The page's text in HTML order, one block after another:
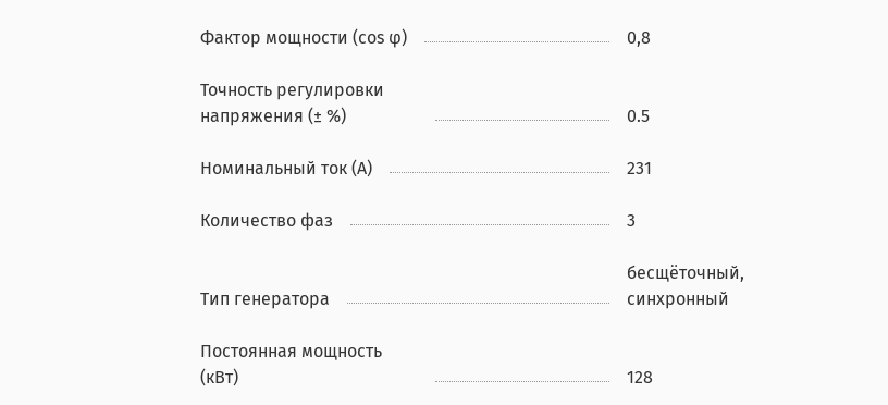
Фактор мощности (cos φ) 0,8
Точность регулировки
напряжения (± %)
0.5
Номинальный ток (А) 231
Количество фаз 3
Тип генератора
бесщёточный,
синхронный
Постоянная мощность
(кВт)
128